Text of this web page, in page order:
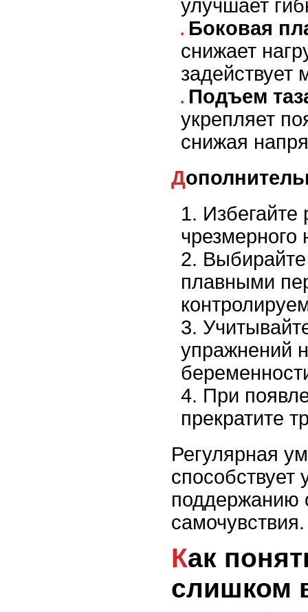
улучшает
Боковая
снижает
Подъем
укрепляет
снижая
Избегайте
чрезмерного
плавными
упражнений
При
прекратите
Регулярная
способствует
поддержанию
самочувствия.
Как понять, что нагрузка
слишком